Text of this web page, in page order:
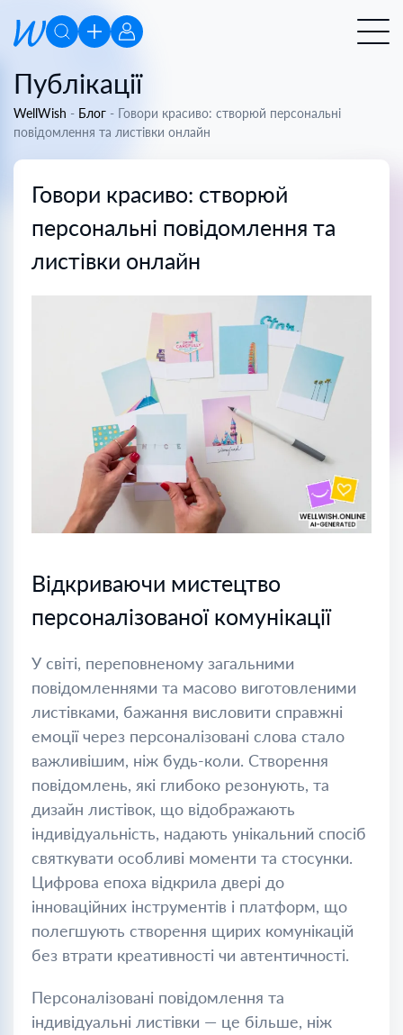
Публікації
WellWish - Блог - Говори красиво: створюй персональні
повідомлення та листівки онлайн
Говори красиво: створюй
персональні повідомлення та
листівки онлайн
Відкриваючи мистецтво
персоналізованої комунікації
У світі, переповненому загальними
повідомленнями та масово виготовленими
листівками, бажання висловити справжні
емоції через персоналізовані слова стало
важливішим, ніж будь-коли. Створення
повідомлень, які глибоко резонують, та
дизайн листівок, що відображають
індивідуальність, надають унікальний спосіб
святкувати особливі моменти та стосунки.
Цифрова епоха відкрила двері до
інноваційних інструментів і платформ, що
полегшують створення щирих комунікацій
без втрати креативності чи автентичності.
Персоналізовані повідомлення та
індивідуальні листівки — це більше, ніж